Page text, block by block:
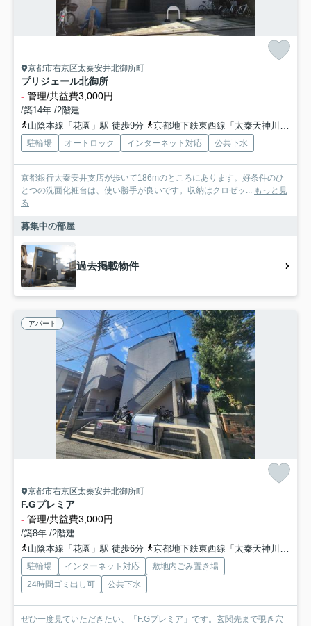
京都市右京区太秦安井北御所町
プリジェール北御所
- 管理/共益費3,000円
/築14年 /2階建
山陰本線「花園」駅 徒歩9分
京都地下鉄東西線「太秦天神川」駅 徒歩14分
駐輪場 オートロック インターネット対応 公共下水
京都銀行太秦安井支店が歩いて186mのところにあります。好条件のひ
とつの洗面化粧台は、使い勝手が良いです。収納はクロゼッ... もっと見
る
募集中の部屋
過去掲載物件
アパート
京都市右京区太秦安井北御所町
F.Gプレミア
- 管理/共益費3,000円
/築8年 /2階建
山陰本線「花園」駅 徒歩6分
京都地下鉄東西線「太秦天神川」駅 徒歩12分
駐輪場 インターネット対応
敷地内ごみ置き場
24時間ゴミ出し可
公共下水
ぜひ一度見ていただきたい、「F.Gプレミア」です。玄関先まで覗き穴